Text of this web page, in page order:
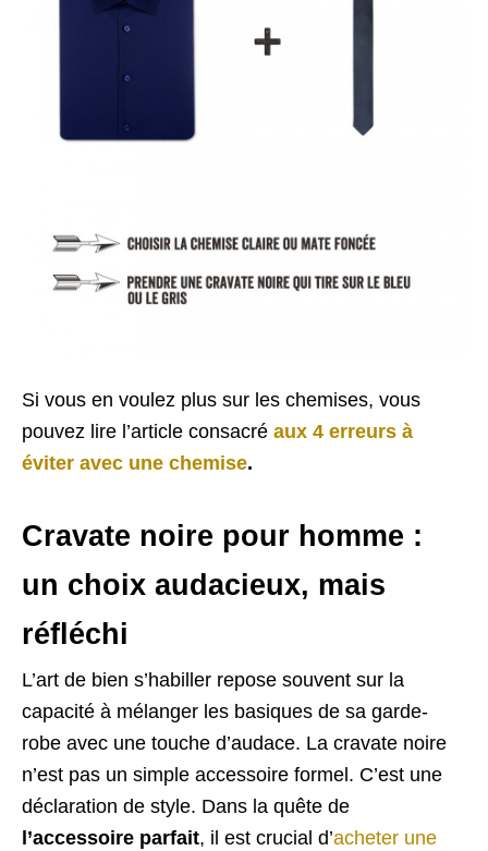
Si vous en voulez plus sur les chemises, vous
pouvez lire l’article consacré aux 4 erreurs à
éviter avec une chemise.
Cravate noire pour homme :
un choix audacieux, mais
réfléchi
L’art de bien s’habiller repose souvent sur la
capacité à mélanger les basiques de sa garde-
robe avec une touche d’audace. La cravate noire
n’est pas un simple accessoire formel. C’est une
déclaration de style. Dans la quête de
l’accessoire parfait, il est crucial d’acheter une